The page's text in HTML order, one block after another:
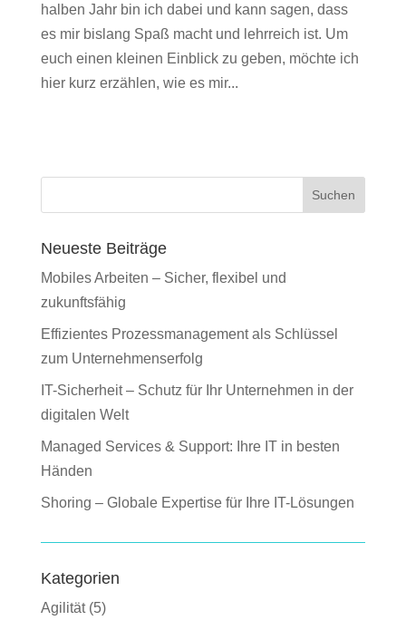
halben Jahr bin ich dabei und kann sagen, dass
es mir bislang Spaß macht und lehrreich ist. Um
euch einen kleinen Einblick zu geben, möchte ich
hier kurz erzählen, wie es mir...
Suchen
Neueste Beiträge
Mobiles Arbeiten – Sicher, flexibel und
zukunftsfähig
Effizientes Prozessmanagement als Schlüssel
zum Unternehmenserfolg
IT-Sicherheit – Schutz für Ihr Unternehmen in der
digitalen Welt
Managed Services & Support: Ihre IT in besten
Händen
Shoring – Globale Expertise für Ihre IT-Lösungen
Kategorien
Agilität(5)